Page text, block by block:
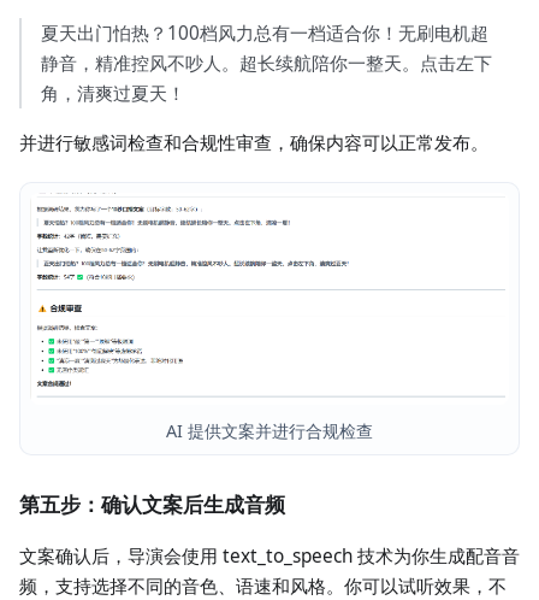
夏天出门怕热？100档风力总有一档适合你！无刷电机超
静音，精准控风不吵人。超长续航陪你一整天。点击左下
角，清爽过夏天！
并进行敏感词检查和合规性审查，确保内容可以正常发布。
AI 提供文案并进行合规检查
第五步：确认文案后生成音频
文案确认后，导演会使用 text_to_speech 技术为你生成配音音
频，支持选择不同的音色、语速和风格。你可以试听效果，不